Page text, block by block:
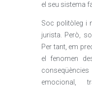
el seu sistema
Soc politòleg i
jurista. Però,
Per tant, em
el fenomen
emocional,